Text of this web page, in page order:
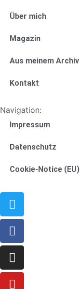
Über mich
Magazin
Aus meinem Archiv
Kontakt
Navigation:
Impressum
Datenschutz
Cookie-Notice (EU)